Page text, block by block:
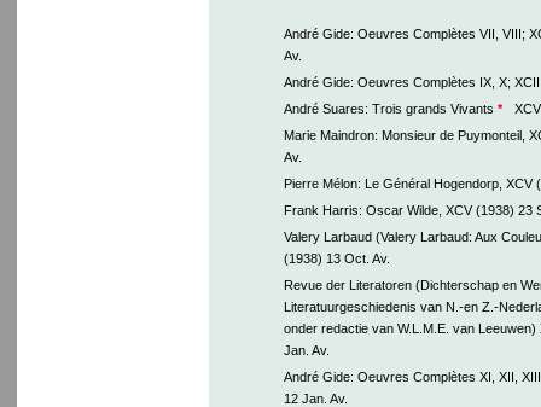
André Gide: Oeuvres Complètes VII, VIII;
Av.
André Gide: Oeuvres Complètes IX, X;
André Suares: Trois grands Vivants *
Marie Maindron: Monsieur de Puymonteil,
Av.
Pierre Mélon: Le Général Hogendorp, XCV
Frank Harris: Oscar Wilde, XCV (1938) 23
Valery Larbaud (Valery Larbaud: Aux
(1938) 13 Oct. Av.
Revue der Literatoren (Dichterschap en
Literatuurgeschiedenis van N.-en Z.-
onder redactie van W.L.M.E. van Leeuwen)
Jan. Av.
André Gide: Oeuvres Complètes XI, XII,
12 Jan. Av.